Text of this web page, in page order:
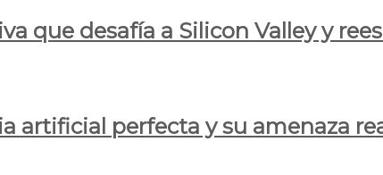
que desafía a Silicon Valley y
artificial perfecta y su amenaza